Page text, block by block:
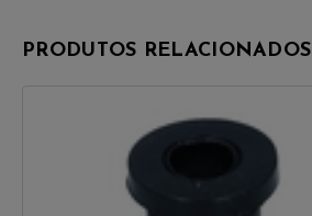
PRODUTOS RELACIONADOS